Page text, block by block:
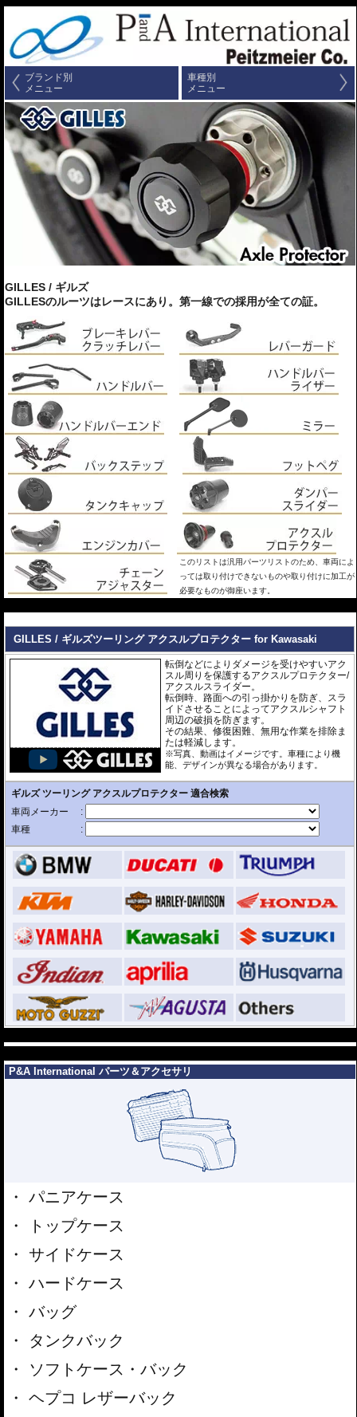
ブランド別
メニュー
車種別
メニュー
GILLES / ギルズ
GILLESのルーツはレースにあり。第一線での採用が全ての証。
このリストは汎用パーツリストのため、車両によ
っては取り付けできないものや取り付けに加工が
必要なものが御座います。
GILLES / ギルズツーリング アクスルプロテクター for Kawasaki
転倒などによりダメージを受けやすいアク
スル周りを保護するアクスルプロテクター/
アクスルスライダー。
転倒時、路面への引っ掛かりを防ぎ、スラ
イドさせることによってアクスルシャフト
周辺の破損を防ぎます。
その結果、修復困難、無用な作業を排除ま
たは軽減します。
※写真、動画はイメージです。車種により機
能、デザインが異なる場合があります。
P&A International パーツ＆アクセサリ
パニアケース
トップケース
サイドケース
ハードケース
バッグ
タンクバック
ソフトケース・バック
ヘプコ レザーバック